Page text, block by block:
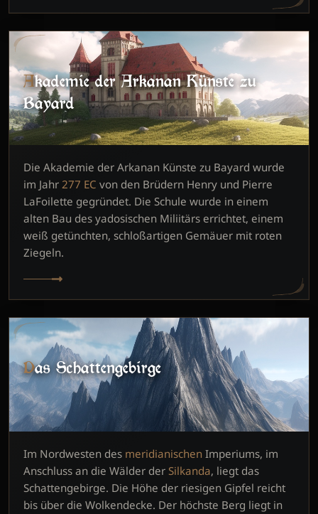
Akademie der Arkanan Künste zu
Bayard
Die Akademie der Arkanan Künste zu Bayard wurde
im Jahr 277 EC von den Brüdern Henry und Pierre
LaFoilette gegründet. Die Schule wurde in einem
alten Bau des yadosischen Miliitärs errichtet, einem
weiß getünchten, schloßartigen Gemäuer mit roten
Ziegeln.
Das Schattengebirge
Im Nordwesten des meridianischen Imperiums, im
Anschluss an die Wälder der Silkanda, liegt das
Schattengebirge. Die Höhe der riesigen Gipfel reicht
bis über die Wolkendecke. Der höchste Berg liegt in